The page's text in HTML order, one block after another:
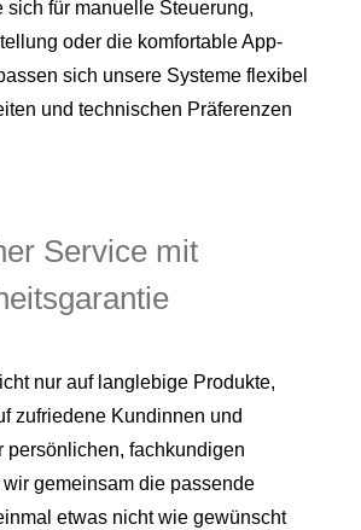
sich für manuelle Steuerung,
oder die komfortable App-
sich unsere Systeme flexibel
und technischen Präferenzen
Service mit
nur auf langlebige Produkte,
zufriedene Kundinnen und
persönlichen, fachkundigen
gemeinsam die passende
etwas nicht wie gewünscht